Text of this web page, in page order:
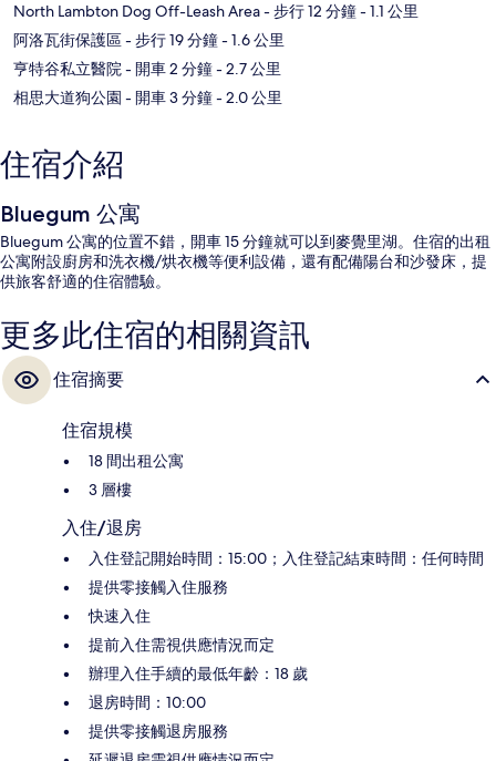
North Lambton Dog Off-Leash Area- 步行 12 分鐘- 1.1 公里
阿洛瓦街保護區- 步行 19 分鐘- 1.6 公里
亨特谷私立醫院- 開車 2 分鐘- 2.7 公里
相思大道狗公園 - 開車 3 分鐘- 2.0 公里
住宿介紹
Bluegum 公寓
Bluegum 公寓的位置不錯，開車 15 分鐘就可以到麥覺里湖。住宿的出租
公寓附設廚房和洗衣機/烘衣機等便利設備，還有配備陽台和沙發床，提
供旅客舒適的住宿體驗。
更多此住宿的相關資訊
住宿摘要
住宿規模
18 間出租公寓
3 層樓
入住/退房
入住登記開始時間：15:00；入住登記結束時間：任何時間
提供零接觸入住服務
快速入住
提前入住需視供應情況而定
辦理入住手續的最低年齡：18 歲
退房時間：10:00
提供零接觸退房服務